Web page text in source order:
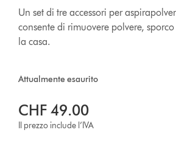
Un set di tre accessori per
consente di rimuovere polvere,
la casa.
Attualmente esaurito
CHF 49.00
Il prezzo include l’IVA